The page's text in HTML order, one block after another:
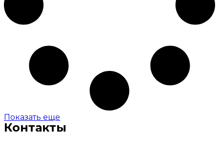
Показать еще
Контакты